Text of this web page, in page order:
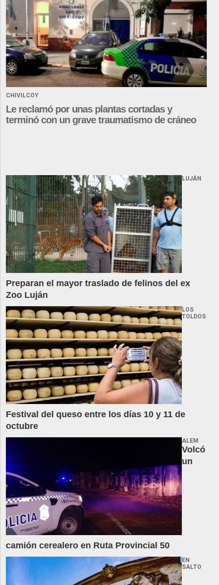
CHIVILCOY
Le reclamó por unas plantas cortadas y
terminó con un grave traumatismo de cráneo
LUJÁN
Preparan el mayor traslado de felinos del ex
Zoo Luján
LOS
TOLDOS
Festival del queso entre los días 10 y 11 de
octubre
ALEM
Volcó
un
camión cerealero en Ruta Provincial 50
EN
SALTO